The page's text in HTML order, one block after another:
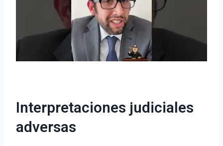
Interpretaciones judiciales
adversas